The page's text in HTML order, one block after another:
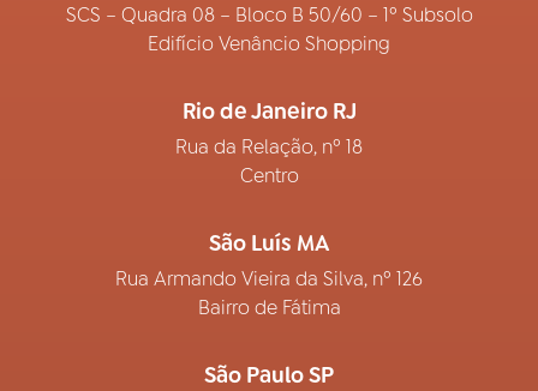
SCS – Quadra 08 – Bloco B 50/60 – 1º Subsolo
Edifício Venâncio Shopping
Rio de Janeiro RJ
Rua da Relação, nº 18
Centro
São Luís MA
Rua Armando Vieira da Silva, nº 126
Bairro de Fátima
São Paulo SP